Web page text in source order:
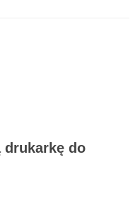
jak dostosować